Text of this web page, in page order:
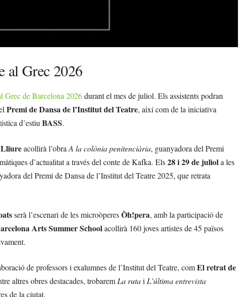
al Grec 2026
Grec de Barcelona 2026durant el mes de juliol. Els assistents podran
Premi de Dansa de l’Institut del Teatre, així com de la iniciativa
d’estiuBASS.
acollirà l’obraA la colònia penitenciària, guanyadora del Premi
d’actualitat a través del conte de Kafka. Els28 i 29 de juliola les
del Premi de Dansa de l’Institut del Teatre 2025, que retrata
serà l’escenari de les microòperesÒh!pera, amb la participació de
Arts Summer Schoolacollirà 160 joves artistes de 45 països
de professors i exalumnes de l’Institut del Teatre, comEl retrat de
altres obres destacades, trobaremLa rutaiL’última entrevista
de la ciutat.